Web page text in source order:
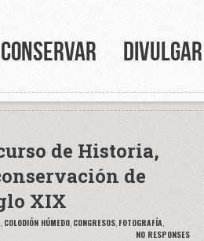
CONSERVAR DIVULGAR
de Historia,
de
XIX
, COLODIÓN HÚMEDO, CONGRESOS, FOTOGRAFÍA,
NO RESPONSES